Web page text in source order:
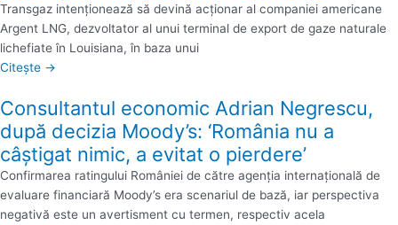
Transgaz intenţionează să devină acţionar al companiei americane
Argent LNG, dezvoltator al unui terminal de export de gaze naturale
lichefiate în Louisiana, în baza unui
Citește →
Consultantul economic Adrian Negrescu,
după decizia Moody’s: ‘România nu a
câştigat nimic, a evitat o pierdere’
Confirmarea ratingului României de către agenţia internaţională de
evaluare financiară Moody’s era scenariul de bază, iar perspectiva
negativă este un avertisment cu termen, respectiv acela